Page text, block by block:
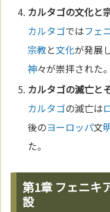
カルタゴの文化と
カルタゴではフェ
宗教と文化が発展
神々が崇拝された。
カルタゴの滅亡と
カルタゴの滅亡は
後のヨーロッパ文
た。
第1章 フェニキ
設